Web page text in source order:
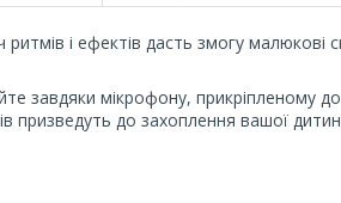
і ефектів дасть змогу малюкові
завдяки мікрофону, прикріпленому до
призведуть до захоплення вашої